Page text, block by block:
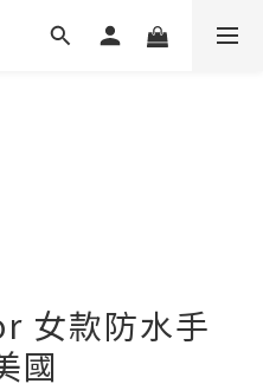
女款防水手
國